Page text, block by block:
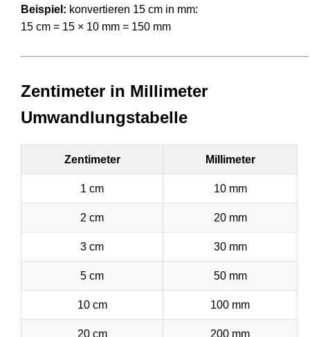
Beispiel: konvertieren 15 cm in mm:
15 cm = 15 × 10 mm = 150 mm
Zentimeter in Millimeter
Umwandlungstabelle
Zentimeter Millimeter
1 cm 10 mm
2 cm 20 mm
3 cm 30 mm
5 cm 50 mm
10 cm 100 mm
20 cm 200 mm